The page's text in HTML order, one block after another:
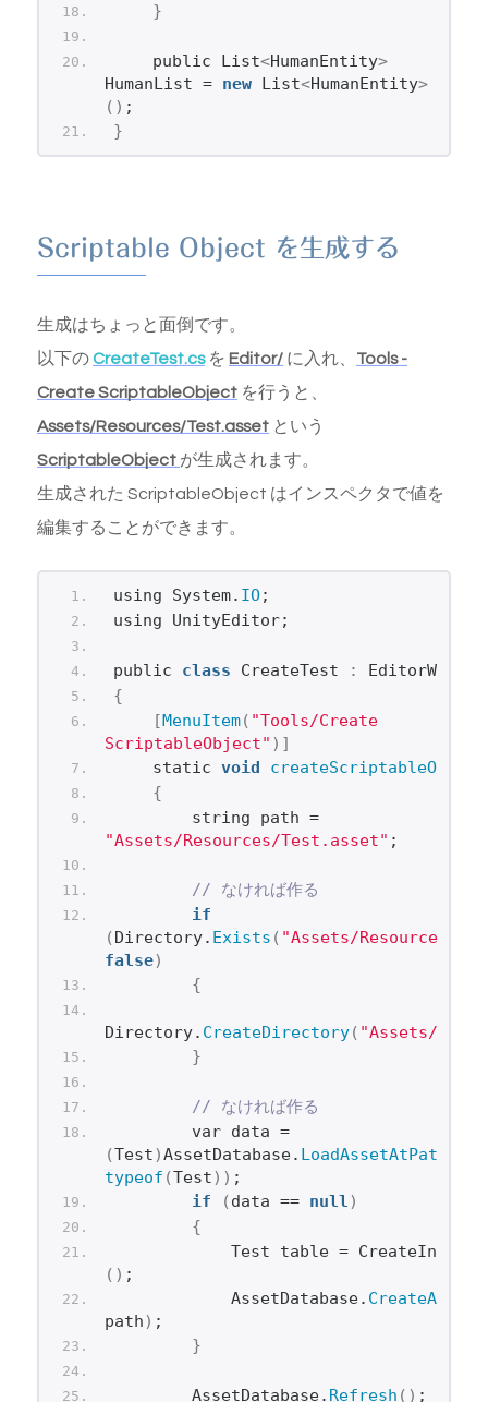
}
    public List
<HumanEntity>
HumanList = new List<HumanEntity>
() ;
}
Scriptable Object を生成する
生成はちょっと面倒です。
以下のCreateTest.csを Editor/ に入れ、 Tools -
Create ScriptableObject を行うと、
Assets/Resources/Test.asset という
ScriptableObject が生成されます。
生成された ScriptableObject はインスペクタで値を
編集することができます。
using System. IO;
using UnityEditor;
public class CreateTest :
EditorWindow
{
[MenuItem( "Tools/Create
ScriptableObject" )]
    static
void createScriptableObject
{
"Assets/Resources/Test.asset" ;
// なければ作る
if
(Directory. Exists ( "Assets/Resources/"
false)
{
Directory. CreateDirectory( "Assets/
}
// なければ作る
(Test)AssetDatabase. LoadAssetAtPath
typeof (Test)) ;
if
(data == null)
{
Test table =
() ;
            AssetDatabase.
CreateAsset
path) ;
}
        AssetDatabase.
Refresh () ;